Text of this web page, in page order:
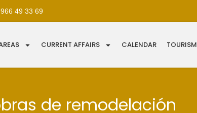
966 49 33 69
CURRENT AFFAIRS CALENDAR TOURISM
de remodelación